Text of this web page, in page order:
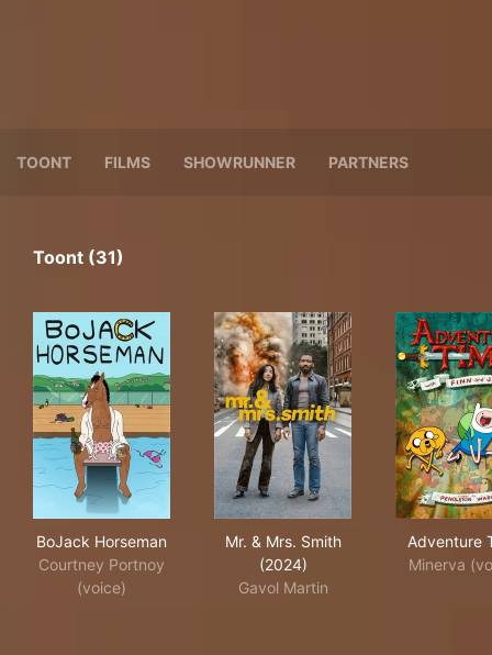
TOONT FILMS SHOWRUNNER PARTNERS
Toont (31)
BoJack Horseman
Courtney Portnoy
(voice)
Mr. & Mrs. Smith
(2024)
Gavol Martin
Adventure
Minerva